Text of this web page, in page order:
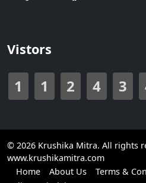
Vistors
1 1 2 4 3
© 2026 Krushika Mitra. All rights
www.krushikamitra.com
Home
About Us Terms &